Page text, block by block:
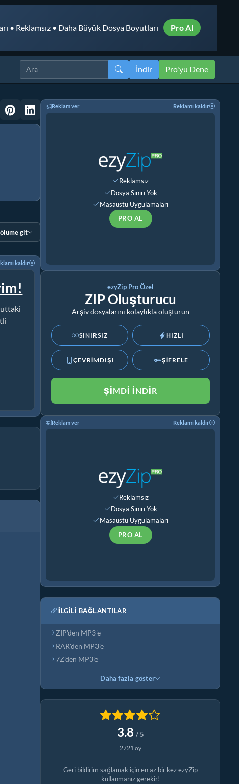
• Reklamsız • Daha Büyük Dosya Boyutları Pro Al
İndir Pro'yu Dene
git
kaldır
Reklam ver Reklamı kaldır
Reklamsız
Dosya Sınırı Yok
Masaüstü Uygulamaları
PRO AL
ezyZip Pro Özel
ZIP Oluşturucu
Arşiv dosyalarını kolaylıkla oluşturun
SINIRSIZ HIZLI
ÇEVRİMDIŞI ŞİFRELE
ŞIMDI İNDIR
Reklam ver Reklamı kaldır
Reklamsız
Dosya Sınırı Yok
Masaüstü Uygulamaları
PRO AL
İLGILI BAĞLANTILAR
ZIP'den MP3'e
RAR'den MP3'e
7Z'den MP3'e
Daha fazla göster
3.8 / 5
2721 oy
Geri bildirim sağlamak için en az bir kez ezyZip
kullanmanız gerekir!